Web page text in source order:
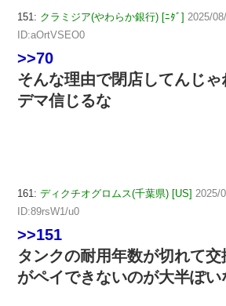
151: クラミジア(やわらか銀行) [ﾆﾀﾞ] 2025/
ID:aOrtVSEO0
>>70
そんな理由で閉店してんじゃ
デマ信じるな
161: ディクチオグロムス(千葉県) [US] 2025/
ID:89rsW1/u0
>>151
タンクの耐用年数が切れて
がペイできないのが大半ぽい